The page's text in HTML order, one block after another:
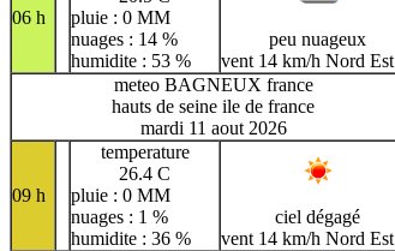
06 h
pluie : 0 MM
nuages : 14 %
humidite : 53 %
peu nuageux
vent 14 km/h Nord Est
meteo BAGNEUX france
hauts de seine ile de france
mardi 11 aout 2026
09 h
temperature
26.4 C
pluie : 0 MM
nuages : 1 %
humidite : 36 %
ciel dégagé
vent 14 km/h Nord Est